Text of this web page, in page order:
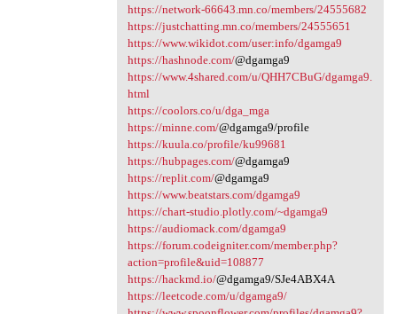
https://network-66643.mn.co/members/24555682
https://justchatting.mn.co/members/24555651
https://www.wikidot.com/user:info/dgamga9
https://hashnode.com/@dgamga9
https://www.4shared.com/u/QHH7CBuG/dgamga9.
html
https://coolors.co/u/dga_mga
https://minne.com/@dgamga9/profile
https://kuula.co/profile/ku99681
https://hubpages.com/@dgamga9
https://replit.com/@dgamga9
https://www.beatstars.com/dgamga9
https://chart-studio.plotly.com/~dgamga9
https://audiomack.com/dgamga9
https://forum.codeigniter.com/member.php?
action=profile&uid=108877
https://hackmd.io/@dgamga9/SJe4ABX4A
https://leetcode.com/u/dgamga9/